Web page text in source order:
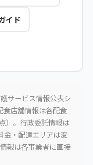
イド
サービス情報公表シ
食店舗情報は各配食
）。行政委託情報は
金・配達エリアは変
報は各事業者に直接